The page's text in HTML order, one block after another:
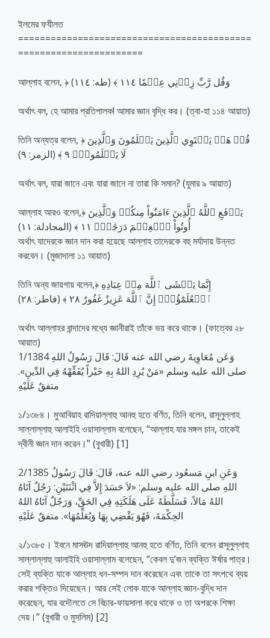
ইলমের ফযীলত
===========================================
=======================
আল্লাহ বলেন, ﴿ وَقُل رَّبِّ زِدۡنِي عِلۡمٗا ١١٤ ﴾ (طه: ١١٤)
অর্থাৎ বল, হে আমার প্রতিপালক! আমার জ্ঞান বৃদ্ধি কর। (ত্বা-হা ১১৪ আয়াত)
তিনি অন্যত্র বলেন, ﴿ قُلۡ هَلۡ يَسۡتَوِي ٱلَّذِينَ يَعۡلَمُونَ وَٱلَّذِينَ
لَا يَعۡلَمُونَۗ ٩ ﴾ (الزمر: ٩)
অর্থাৎ বল, যারা জানে এবং যারা জানে না তারা কি সমান? (যুমার ৯ আয়াত)
আল্লাহ আরও বলেন,﴿ يَرۡفَعِ ٱللَّهُ ٱلَّذِينَ ءَامَنُواْ مِنكُمۡ وَٱلَّذِينَ
أُوتُواْ ٱلۡعِلۡمَ دَرَجَٰتٖۚ ١١ ﴾ (المجادلة: ١١)
অর্থাৎ যাদেরকে জ্ঞান দান করা হয়েছে আল্লাহ তাদেরকে বহু মর্যাদায় উন্নত
করবেন। (মুজাদালা ১১ আয়াত)
তিনি অন্য জায়গায় বলেন,﴿ إِنَّمَا يَخۡشَى ٱللَّهَ مِنۡ عِبَادِهِ
ٱلۡعُلَمَٰٓؤُاْۗ إِنَّ ٱللَّهَ عَزِيزٌ غَفُورٌ ٢٨ ﴾ (فاطر: ٢٨)
অর্থাৎ আল্লাহর বান্দাদের মধ্যে জ্ঞানীরাই তাঁকে ভয় করে থাকে। (ফাত্বের ২৮
আয়াত)
1/1384 وَعَن مُعَاوِيةَ رضي الله عنه قَالَ: قَالَ رَسُولُ اللهِ
صلى الله عليه وسلم «مَنْ يُرِدِ اللهُ بِهِ خَيْراً يُفَقِّهْهُ فِي الدِّينِ».
متفقٌ عَلَيْهِ
১/১৩৮৪। মুআবিয়াহ রাদিয়াল্লাহু আনহু হতে বর্ণিত, তিনি বলেন, রাসূলুল্লাহ
সাল্লাল্লাহু আলাইহি ওয়াসাল্লাম বলেছেন, “আল্লাহ যার মঙ্গল চান, তাকেই
দ্বীনী জ্ঞান দান করেন।” (বুখারী) [1]
2/1385 وَعَنِ ابنِ مَسعُود رضي الله عنه، قَالَ: قَالَ رَسُولُ
اللهِ صلى الله عليه وسلم: «لاَ حَسَدَ إِلاَّ فِي اثْنَتَيْنِ: رَجُلٌ آتَاهُ
اللهُ مَالاً، فَسَلَّطَهُ عَلَى هَلَكَتِهِ فِي الحَقِّ، وَرَجُلٌ آتَاهُ اللهُ
الحِكْمَةَ، فَهُوَ يَقْضِي بِهَا وَيُعَلِّمُهَا». متفقٌ عَلَيْهِ
২/১৩৮৫। ইবনে মাসঊদ রাদিয়াল্লাহু আনহু হতে বর্ণিত, তিনি বলেন রাসূলুল্লাহ
সাল্লাল্লাহু আলাইহি ওয়াসাল্লাম বলেছেন, “কেবল দু’জন ব্যক্তি ঈর্ষার পাত্র।
সেই ব্যক্তি যাকে আল্লাহ ধন-সম্পদ দান করেছেন এবং তাকে তা সৎপথে ব্যয়
করার শক্তিও দিয়েছেন। আর সেই লোক যাকে আল্লাহ জ্ঞান-বুদ্ধি দান
করেছেন, যার বদৌলতে সে বিচার-ফায়সালা করে থাকে ও তা অপরকে শিক্ষা
দেয়।” (বুখারী ও মুসলিম) [2]